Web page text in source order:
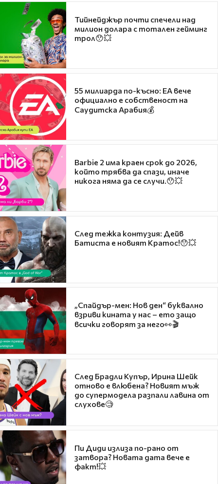
Тийнейджър почти спечели над
милион долара с тотален гейминг
трол😯💥
55 милиарда по-късно: EA вече
официално е собственост на
Саудитска Арабия💰
Barbie 2 има краен срок до 2026,
който трябва да спази, иначе
никога няма да се случи.😯💥
След тежка контузия: Дейв
Батиста е новият Кратос!😯💥
„Спайдър-мен: Нов ден“ буквално
взриви кината у нас – ето защо
всички говорят за него👀🎬
След Брадли Купър, Ирина Шейк
отново е влюбена? Новият мъж
до супермодела разпали лавина от
слухове🧐
Пи Диди излиза по-рано от
затвора? Новата дата вече е
факт!💥